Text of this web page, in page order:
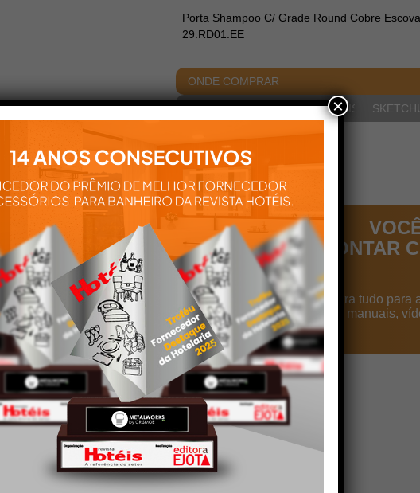
Porta Shampoo C/ Grade Round Cobre
29.RD01.EE
ONDE COMPRAR
ACABAMENTOS DIMENSIONAIS
CONTAR
Aqui você encontra tudo para
nossos produtos: manuais,
×